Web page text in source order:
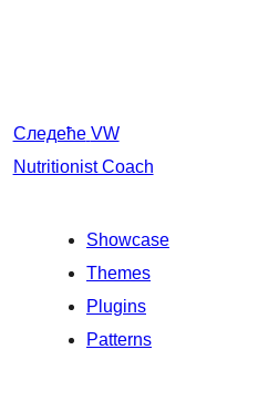
Следеће VW
Nutritionist Coach
Showcase
Themes
Plugins
Patterns